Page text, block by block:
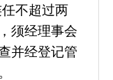
不超过两
须经理事会
并经登记管